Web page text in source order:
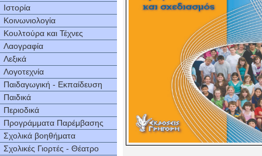
Ιστορία
Κοινωνιολογία
Κουλτούρα και Τέχνες
Λαογραφία
Λεξικά
Λογοτεχνία
Παιδαγωγική - Εκπαίδευση
Παιδικά
Περιοδικά
Προγράμματα Παρέμβασης
Σχολικά βοηθήματα
Σχολικές Γιορτές - Θέατρο